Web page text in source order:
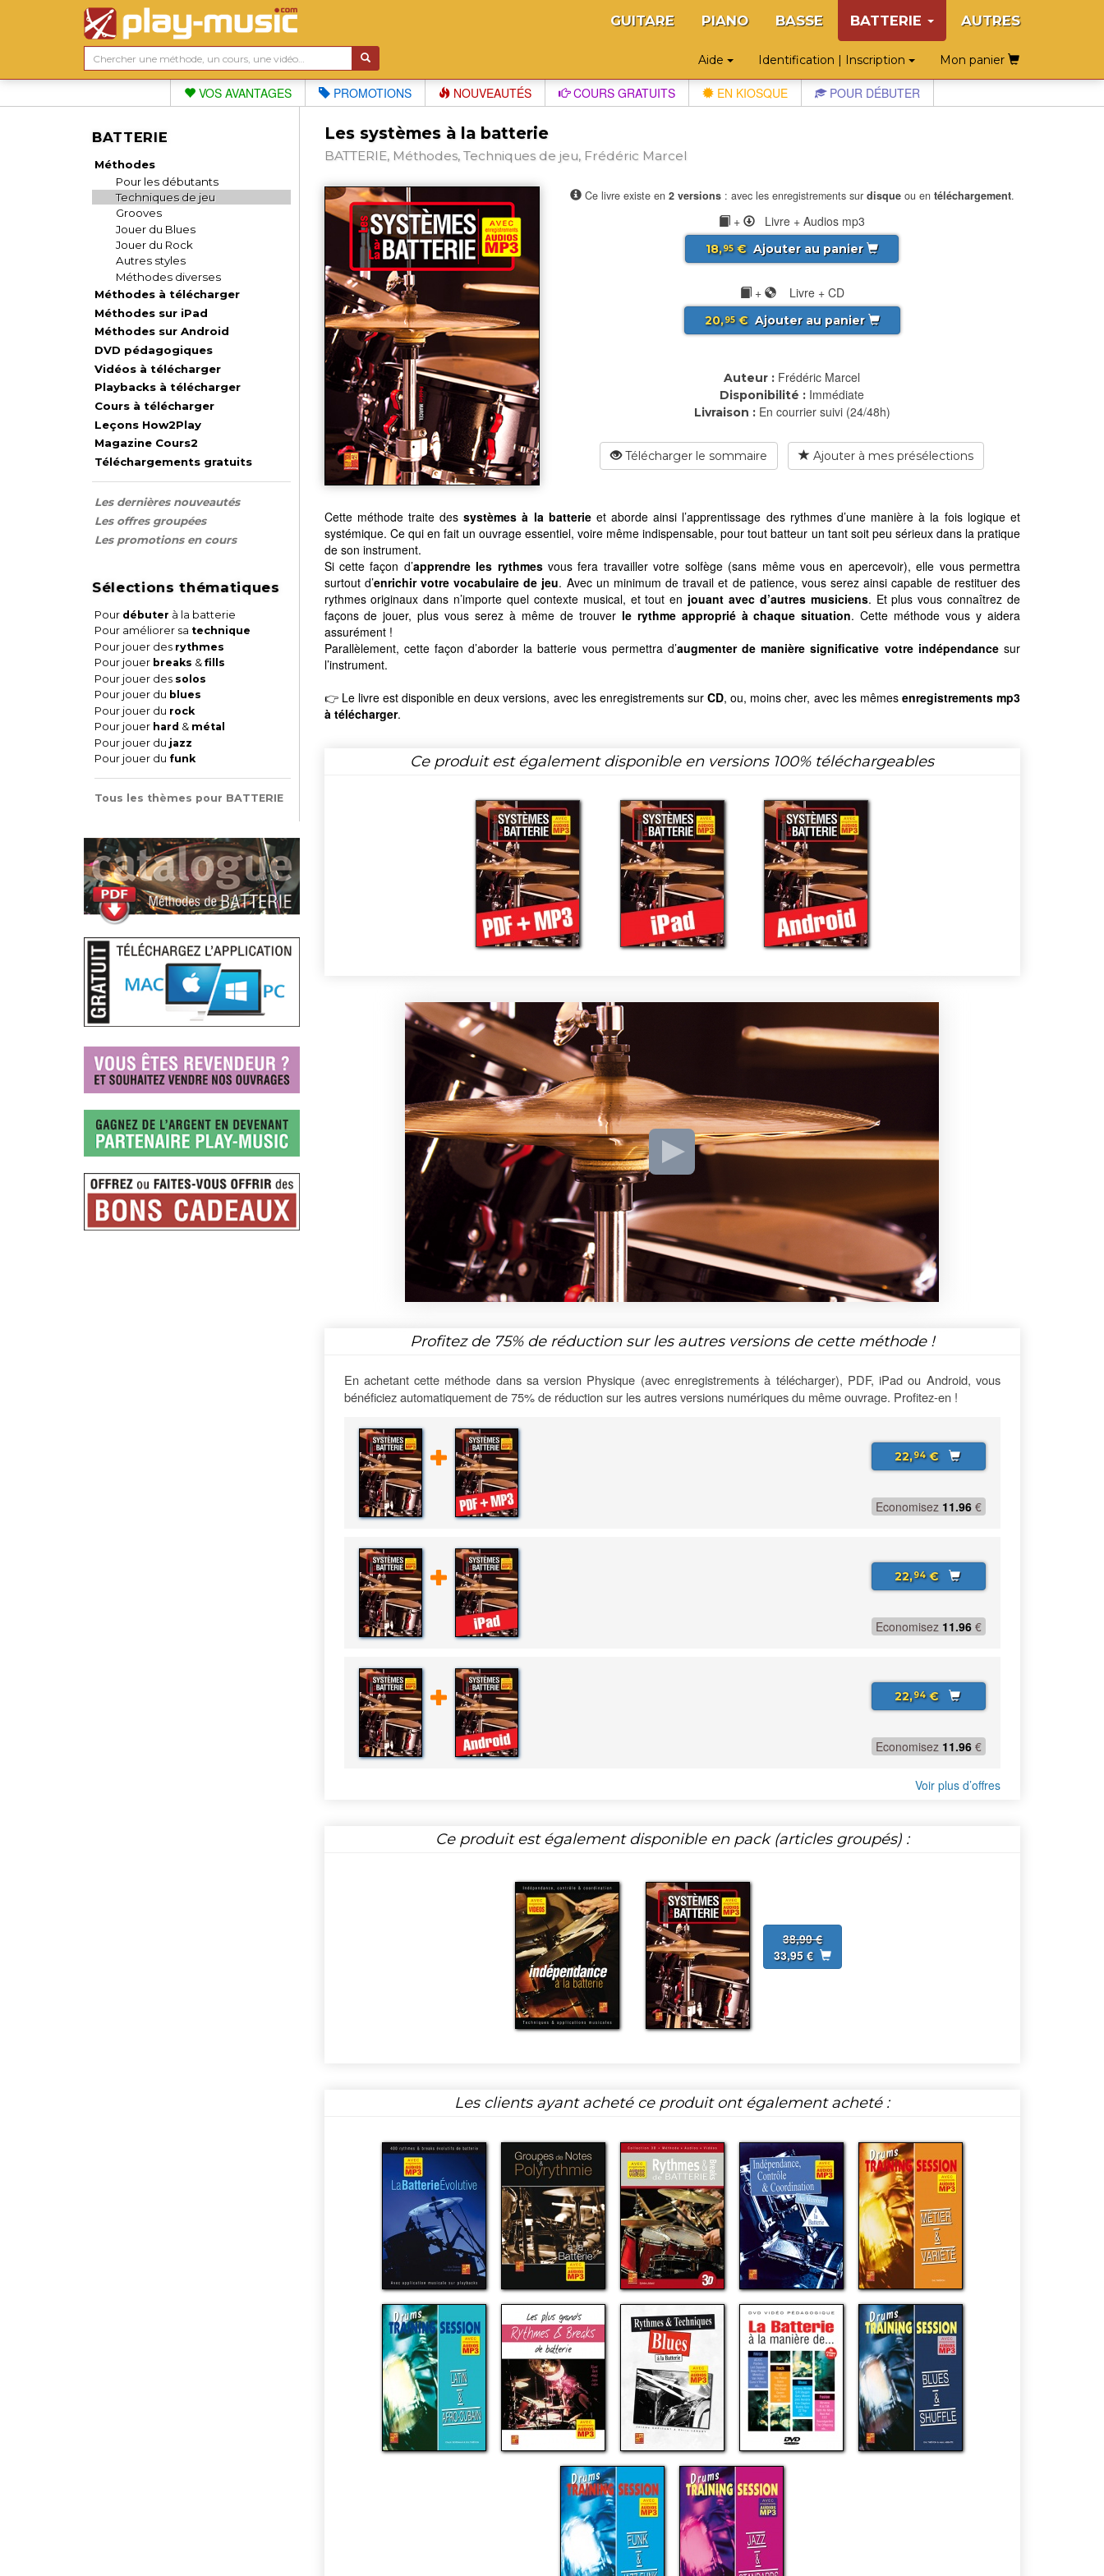
GUITARE PIANO BASSE BATTERIE AUTRES
Aide Identification | Inscription Mon panier
VOS AVANTAGES PROMOTIONS NOUVEAUTÉS COURS GRATUITS EN KIOSQUE POUR DÉBUTER
BATTERIE
Méthodes
Pour les débutants
Techniques de jeu
Grooves
Jouer du Blues
Jouer du Rock
Autres styles
Méthodes diverses
Méthodes à télécharger
Méthodes sur iPad
Méthodes sur Android
DVD pédagogiques
Vidéos à télécharger
Playbacks à télécharger
Cours à télécharger
Leçons How2Play
Magazine Cours2
Téléchargements gratuits
Les dernières nouveautés
Les offres groupées
Les promotions en cours
Sélections thématiques
Pour débuter à la batterie
Pour améliorer sa technique
Pour jouer des rythmes
Pour jouer breaks & fills
Pour jouer des solos
Pour jouer du blues
Pour jouer du rock
Pour jouer hard & métal
Pour jouer du jazz
Pour jouer du funk
Tous les thèmes pour BATTERIE
Les systèmes à la batterie
BATTERIE, Méthodes, Techniques de jeu, Frédéric Marcel
Ce livre existe en 2 versions: avec les enregistrements sur disqueou en téléchargement.
+ Livre + Audios mp3
18,95€ Ajouter au panier
+ Livre + CD
20,95€ Ajouter au panier
Auteur : Frédéric Marcel
Disponibilité : Immédiate
Livraison : En courrier suivi (24/48h)
Télécharger le sommaire Ajouter à mes présélections
Cette méthode traite dessystèmes à la batterieet aborde ainsi l’apprentissage des rythmes d’une manière à la fois logique et
systémique. Ce qui en fait un ouvrage essentiel, voire même indispensable, pour tout batteur un tant soit peu sérieux dans la pratique
de son instrument.
Si cette façon d’apprendre les rythmesvous fera travailler votre solfège (sans même vous en apercevoir), elle vous permettra
surtout d’enrichir votre vocabulaire de jeu. Avec un minimum de travail et de patience, vous serez ainsi capable de restituer des
rythmes originaux dans n’importe quel contexte musical, et tout en jouant avec d’autres musiciens. Et plus vous connaîtrez de
façons de jouer, plus vous serez à même de trouver le rythme approprié à chaque situation. Cette méthode vous y aidera
assurément !
Parallèlement, cette façon d’aborder la batterie vous permettra d’augmenter de manière significative votre indépendancesur
l’instrument.
👉 Le livre est disponible en deux versions, avec les enregistrements surCD, ou, moins cher, avec les mêmes enregistrements mp3
à télécharger.
Ce produit est également disponible en versions 100% téléchargeables
Profitez de 75%de réduction sur les autres versions de cette méthode !
En achetant cette méthode dans sa version Physique (avec enregistrements à télécharger), PDF, iPad ou Android, vous
bénéficiez automatiquement de 75% de réduction sur les autres versions numériques du même ouvrage. Profitez-en !
22,94€
Economisez 11.96 €
22,94€
Economisez 11.96 €
22,94€
Economisez 11.96 €
Voir plus d’offres
Ce produit est également disponible en pack (articles groupés) :
38,90 €
33,95 €
Les clients ayant acheté ce produit ont également acheté :